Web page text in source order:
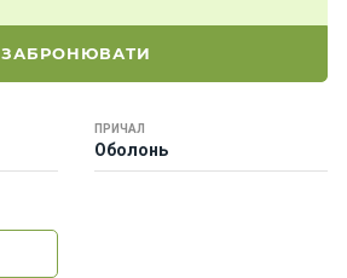
ЗАБРОНЮВАТИ
ПРИЧАЛ
Оболонь